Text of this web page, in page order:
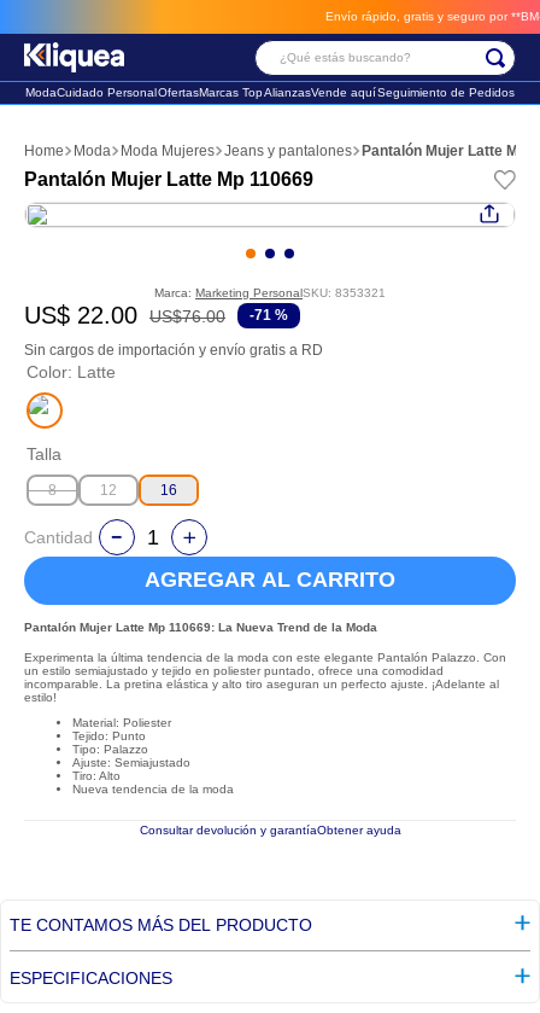
Envío rápido, gratis y seguro por **BM-
¿Qué estás buscando?
ModaCuidado PersonalOfertasMarcas TopAlianzasVende aquíSeguimiento de Pedidos
Moda Moda Mujeres Jeans y pantalones Pantalón Mujer Latte Mp
Pantalón Mujer Latte Mp 110669
Marca: Marketing PersonalSKU: 8353321
US$ 22.00 US$76.00 -71 %
Sin cargos de importación y envío gratis a RD
Color: Latte
Talla
8 12 16
Cantidad
AGREGAR AL CARRITO
Pantalón Mujer Latte Mp 110669: La Nueva Trend de la Moda
Experimenta la última tendencia de la moda con este elegante Pantalón Palazzo. Con
un estilo semiajustado y tejido en poliester puntado, ofrece una comodidad
incomparable. La pretina elástica y alto tiro aseguran un perfecto ajuste. ¡Adelante al
estilo!
Material: Poliester
Tejido: Punto
Tipo: Palazzo
Ajuste: Semiajustado
Tiro: Alto
Nueva tendencia de la moda
Consultar devolución y garantíaObtener ayuda
TE CONTAMOS MÁS DEL PRODUCTO
ESPECIFICACIONES
2. faldas